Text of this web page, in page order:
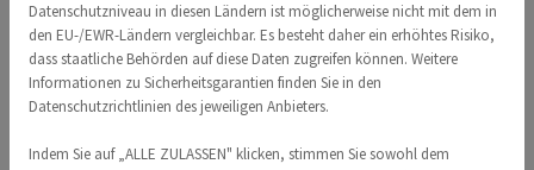
Haltestelle St.
Elisabeth Kirche an.
Dies ist die 3.
Haltestelle ab Bf
Center.
Datenschutzniveau in diesen Ländern ist möglicherweise nicht mit dem in
den EU-/EWR-Ländern vergleichbar. Es besteht daher ein erhöhtes Risiko,
dass staatliche Behörden auf diese Daten zugreifen können. Weitere
Informationen zu Sicherheitsgarantien finden Sie in den
Datenschutzrichtlinien des jeweiligen Anbieters.
Indem Sie auf „ALLE ZULASSEN" klicken, stimmen Sie sowohl dem